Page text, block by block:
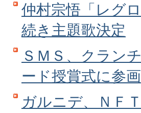
仲村宗悟「レグ
続き主題歌決定
ＳＭＳ、クラン
ード授賞式に参画
ガルニデ、ＮＦ